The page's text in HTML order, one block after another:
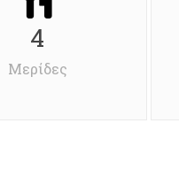
4
Μερίδες